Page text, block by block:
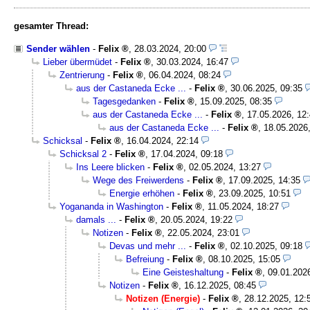
gesamter Thread:
Sender wählen - Felix
28.03.2024, 20:00
Lieber übermüdet - Felix
30.03.2024, 16:47
Zentrierung - Felix
06.04.2024, 08:24
aus der Castaneda Ecke ...
- Felix
30.06.2025, 09:35
Tagesgedanken - Felix
15.09.2025, 08:35
aus der Castaneda Ecke ...
- Felix
17.05.2026,
aus der Castaneda Ecke ...
- Felix
Schicksal - Felix
16.04.2024, 22:14
Schicksal 2 - Felix
17.04.2024, 09:18
Ins Leere blicken - Felix
02.05.2024, 13:27
Wege des Freiwerdens - Felix
17.09.2025, 14:35
Energie erhöhen - Felix
23.09.2025, 10:51
Yogananda in Washington - Felix
11.05.2024, 18:27
damals ...
- Felix
20.05.2024, 19:22
Notizen - Felix
22.05.2024, 23:01
Devas und mehr ...
- Felix
02.10.2025, 09:18
Befreiung - Felix
08.10.2025, 15:05
Eine Geisteshaltung - Felix
Notizen - Felix
16.12.2025, 08:45
Notizen (Energie) - Felix
28.12.2025,